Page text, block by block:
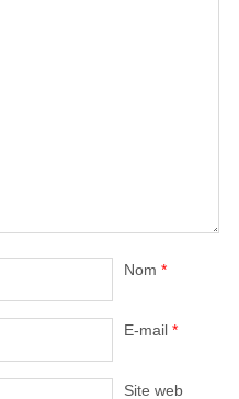
Nom *
E-mail *
Site web